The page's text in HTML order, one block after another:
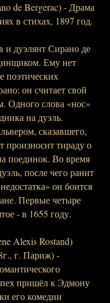
de Bergerac) - Драма
в стихах, 1897 год.
и дуэлянт Сирано де
Ему нет
поэтических
он считает свой
Одного слова «нос»
на дуэль.
сказавшего,
произносит тираду о
поединок. Во время
после чего ранит
он боится
Первые четыре
- в 1655 году.
Alexis Rostand)
г. Париж) -
пришёл к Эдмону
его комедии